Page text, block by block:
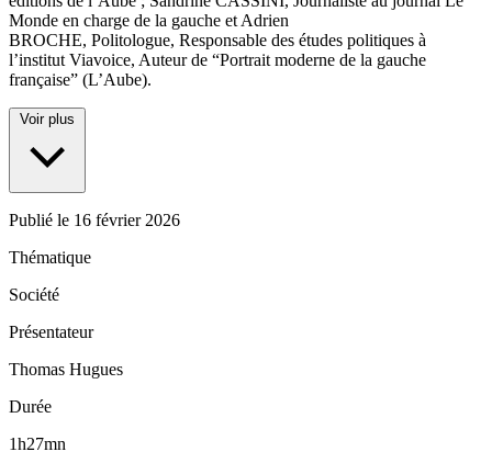
Monde en charge de la gauche et Adrien
BROCHE, Politologue, Responsable des études politiques à
l’institut Viavoice, Auteur de “Portrait moderne de la gauche
française” (L’Aube).
Voir plus
Publié le 16 février 2026
Thématique
Société
Présentateur
Thomas Hugues
Durée
1h27mn